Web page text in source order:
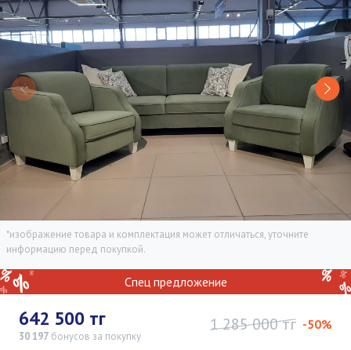
*изображение товара и комплектация может отличаться, уточните
информацию перед покупкой.
Спец предложение
642 500 тг
30 197 бонусов за покупку
1 285 000 тг -50%